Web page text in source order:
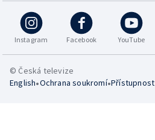
Instagram Facebook YouTube
© Česká televize
English•Ochrana soukromí•Přístupnost